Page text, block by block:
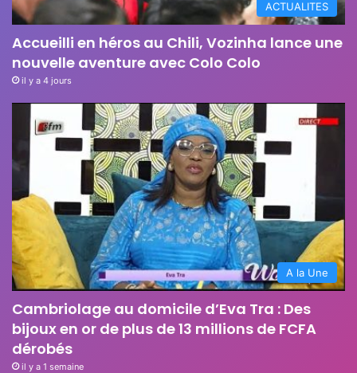
ACTUALITES
Accueilli en héros au Chili, Vozinha lance une
nouvelle aventure avec Colo Colo
il y a 4 jours
A la Une
Cambriolage au domicile d’Eva Tra : Des
bijoux en or de plus de 13 millions de FCFA
dérobés
il y a 1 semaine